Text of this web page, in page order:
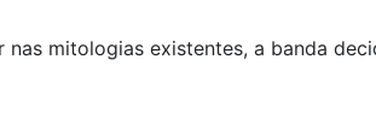
mitologias existentes, a banda